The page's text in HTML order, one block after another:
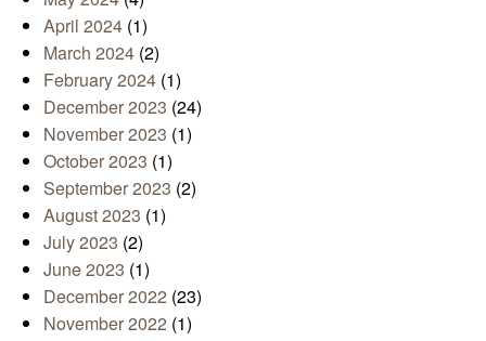
April 2024 (1)
March 2024 (2)
February 2024 (1)
December 2023 (24)
November 2023 (1)
October 2023 (1)
September 2023 (2)
August 2023 (1)
July 2023 (2)
June 2023 (1)
December 2022 (23)
November 2022 (1)